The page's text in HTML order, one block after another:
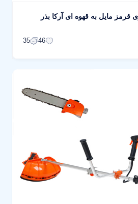
قرمز مایل به قهوه ای آرکا بذر
46
35